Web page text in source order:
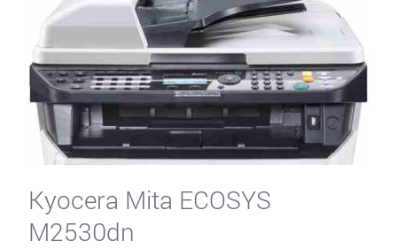
Kyocera Mita ECOSYS
M2530dn